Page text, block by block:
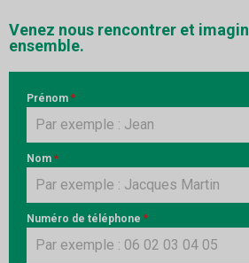
Venez nous rencontrer et
ensemble.
Prénom *
Nom *
Numéro de téléphone *